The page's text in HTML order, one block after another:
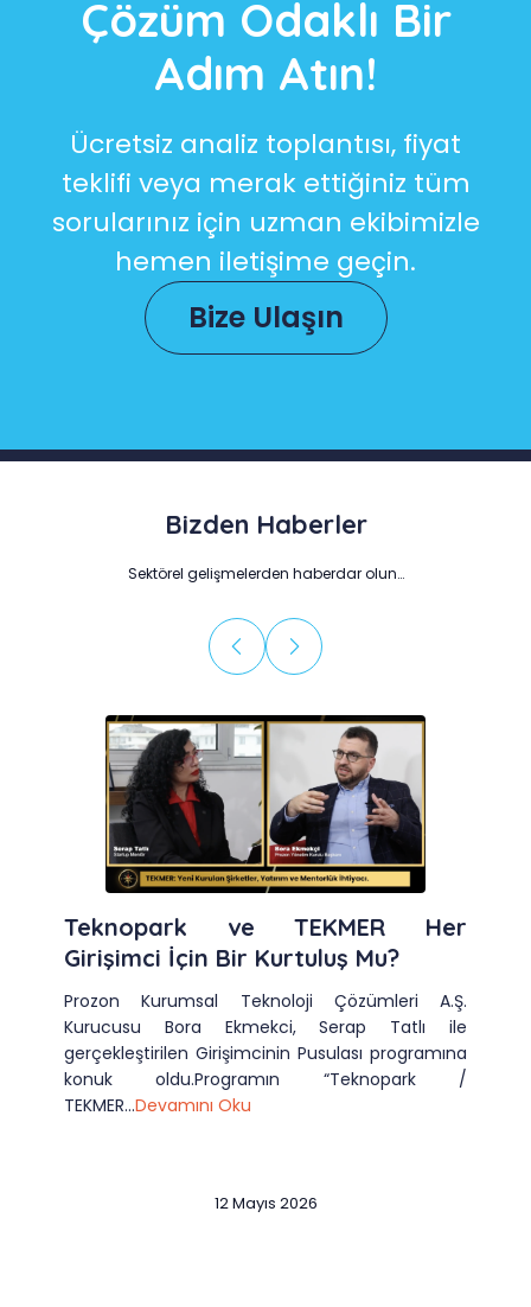
Çözüm Odaklı Bir
Adım Atın!
Ücretsiz analiz toplantısı, fiyat
teklifi veya merak ettiğiniz tüm
sorularınız için uzman ekibimizle
hemen iletişime geçin.
Bize Ulaşın
Bizden Haberler
Sektörel gelişmelerden haberdar olun…
Teknopark ve TEKMER Her
Girişimci İçin Bir Kurtuluş Mu?
Prozon Kurumsal Teknoloji Çözümleri A.Ş.
Kurucusu Bora Ekmekci, Serap Tatlı ile
gerçekleştirilen Girişimcinin Pusulası programına
konuk oldu.Programın “Teknopark /
TEKMER...Devamını Oku
12 Mayıs 2026